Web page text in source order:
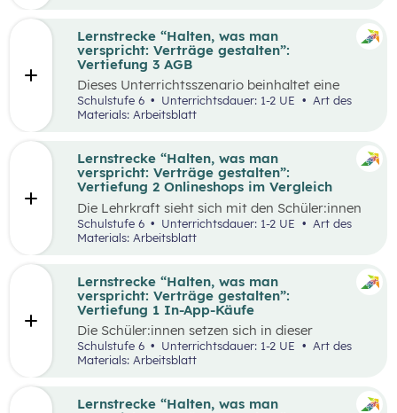
Lernstrecke “Halten, was man
verspricht: Verträge gestalten”:
Vertiefung 3 AGB
Dieses Unterrichtsszenario beinhaltet eine
Gruppenarbeit, bei der sich die Schüler:innen
mit Ausschnitten aus den AGBs von Zalando
Schulstufe 6 Unterrichtsdauer: 1-2 UE
Art des
Materials: Arbeitsblatt
Lernstrecke “Halten, was man
verspricht: Verträge gestalten”:
Vertiefung 2 Onlineshops im Vergleich
Die Lehrkraft sieht sich mit den Schüler:innen
zum Einstieg einen Onlineshop eines bekannten
Online-Händlers an.
Schulstufe 6 Unterrichtsdauer: 1-2 UE
Materials: Arbeitsblatt
Lernstrecke “Halten, was man
verspricht: Verträge gestalten”:
Vertiefung 1 In-App-Käufe
Die Schüler:innen setzen sich in dieser
Alltagschallenge mit dem eigenen digitalen
Konsumverhalten auseinander.
Schulstufe 6 Unterrichtsdauer: 1-2 UE
Materials: Arbeitsblatt
Lernstrecke “Halten, was man